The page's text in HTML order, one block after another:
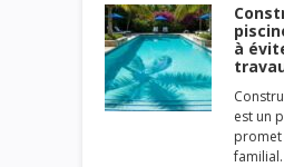
à
est un